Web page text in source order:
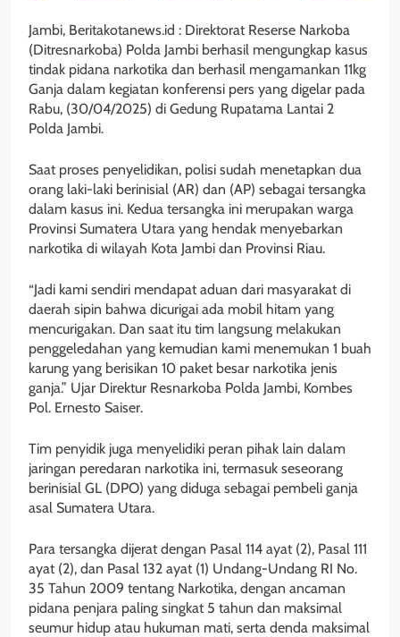
Jambi, Beritakotanews.id : Direktorat Reserse Narkoba
(Ditresnarkoba) Polda Jambi berhasil mengungkap kasus
tindak pidana narkotika dan berhasil mengamankan 11kg
Ganja dalam kegiatan konferensi pers yang digelar pada
Rabu, (30/04/2025) di Gedung Rupatama Lantai 2
Polda Jambi.
Saat proses penyelidikan, polisi sudah menetapkan dua
orang laki-laki berinisial (AR) dan (AP) sebagai tersangka
dalam kasus ini. Kedua tersangka ini merupakan warga
Provinsi Sumatera Utara yang hendak menyebarkan
narkotika di wilayah Kota Jambi dan Provinsi Riau.
“Jadi kami sendiri mendapat aduan dari masyarakat di
daerah sipin bahwa dicurigai ada mobil hitam yang
mencurigakan. Dan saat itu tim langsung melakukan
penggeledahan yang kemudian kami menemukan 1 buah
karung yang berisikan 10 paket besar narkotika jenis
ganja.” Ujar Direktur Resnarkoba Polda Jambi, Kombes
Pol. Ernesto Saiser.
Tim penyidik juga menyelidiki peran pihak lain dalam
jaringan peredaran narkotika ini, termasuk seseorang
berinisial GL (DPO) yang diduga sebagai pembeli ganja
asal Sumatera Utara.
Para tersangka dijerat dengan Pasal 114 ayat (2), Pasal 111
ayat (2), dan Pasal 132 ayat (1) Undang-Undang RI No.
35 Tahun 2009 tentang Narkotika, dengan ancaman
pidana penjara paling singkat 5 tahun dan maksimal
seumur hidup atau hukuman mati, serta denda maksimal